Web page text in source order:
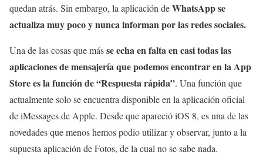
quedan atrás. Sin embargo, la aplicación deWhatsApp se
actualiza muy poco y nunca informan por las redes sociales.
Una de las cosas que másse echa en falta en casi todas las
aplicaciones de mensajería que podemos encontrar en la App
Store es la función de “Respuesta rápida”. Una función que
actualmente solo se encuentra disponible en la aplicación oficial
de iMessages de Apple. Desde que apareció iOS 8, es una de las
novedades que menos hemos podio utilizar y observar, junto a la
supuesta aplicación de Fotos, de la cual no se sabe nada.